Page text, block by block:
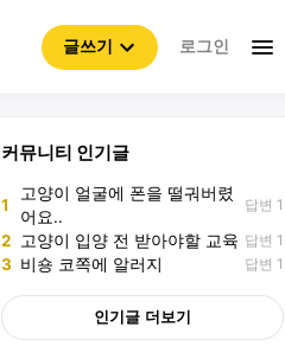
글쓰기 로그인
커뮤니티 인기글
1
고양이 얼굴에 폰을 떨궈버렸
어요..
답변 1
2 고양이 입양 전 받아야할 교육 답변 1
3 비숑 코쪽에 알러지 답변 1
인기글 더보기